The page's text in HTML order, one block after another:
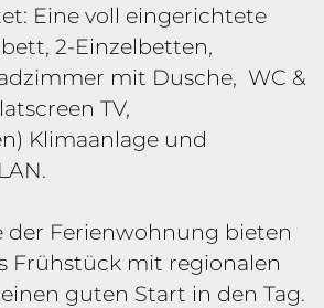
Eine voll eingerichtete
2-Einzelbetten,
mit Dusche, WC &
TV,
Klimaanlage und
der Ferienwohnung bieten
Frühstück mit regionalen
guten Start in den Tag.